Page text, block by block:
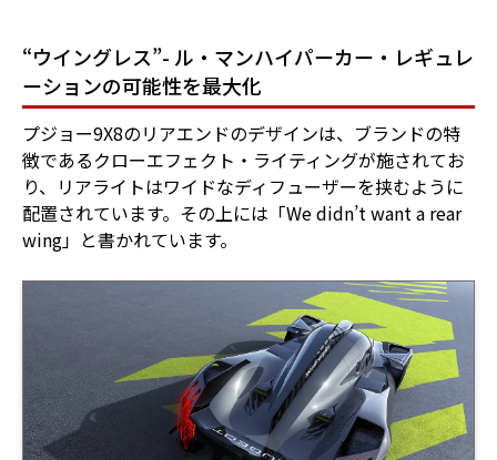
“ウイングレス”- ル・マンハイパーカー・レギュレ
ーションの可能性を最大化
プジョー9X8のリアエンドのデザインは、ブランドの特
徴であるクローエフェクト・ライティングが施されてお
り、リアライトはワイドなディフューザーを挟むように
配置されています。その上には「We didn’t want a rear
wing」と書かれています。